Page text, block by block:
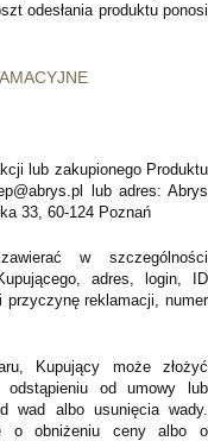
odesłania produktu ponosi
lub zakupionego Produktu
lub adres: Abrys
33, 60-124 Poznań
w szczególności
adres, login, ID
przyczynę reklamacji, numer
Kupujący może złożyć
od umowy lub
wad albo usunięcia wady.
o obniżeniu ceny albo o